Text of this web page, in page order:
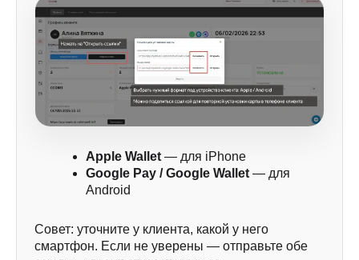
Apple Wallet — для iPhone
Google Pay / Google Wallet — для
Android
Совет: уточните у клиента, какой у него
смартфон. Если не уверены — отправьте обе